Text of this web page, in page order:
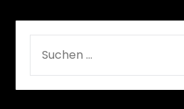
NACH: